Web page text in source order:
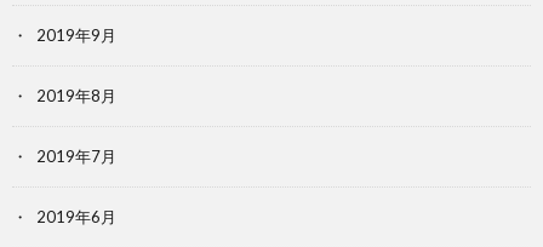
2019年9月
2019年8月
2019年7月
2019年6月